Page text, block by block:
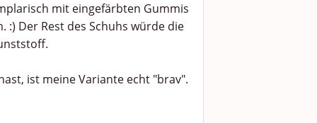
mit eingefärbten Gummis
:) Der Rest des Schuhs würde die
ist meine Variante echt "brav".